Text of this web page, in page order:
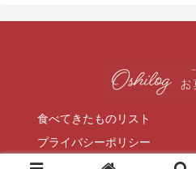
食べてきたものリスト
プライバシーポリシー